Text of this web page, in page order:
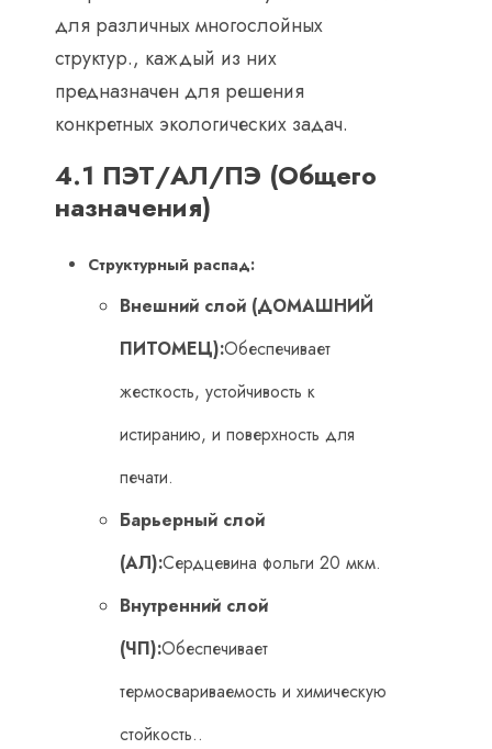
для различных многослойных
структур., каждый из них
предназначен для решения
конкретных экологических задач.
4.1 ПЭТ/АЛ/ПЭ (Общего
назначения)
Структурный распад:
Внешний слой (ДОМАШНИЙ
ПИТОМЕЦ):Обеспечивает
жесткость, устойчивость к
истиранию, и поверхность для
печати.
Барьерный слой
(АЛ):Сердцевина фольги 20 мкм.
Внутренний слой
(ЧП):Обеспечивает
термосвариваемость и химическую
стойкость..